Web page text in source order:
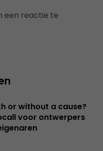
een reactie te
or without a cause?
voor ontwerpers